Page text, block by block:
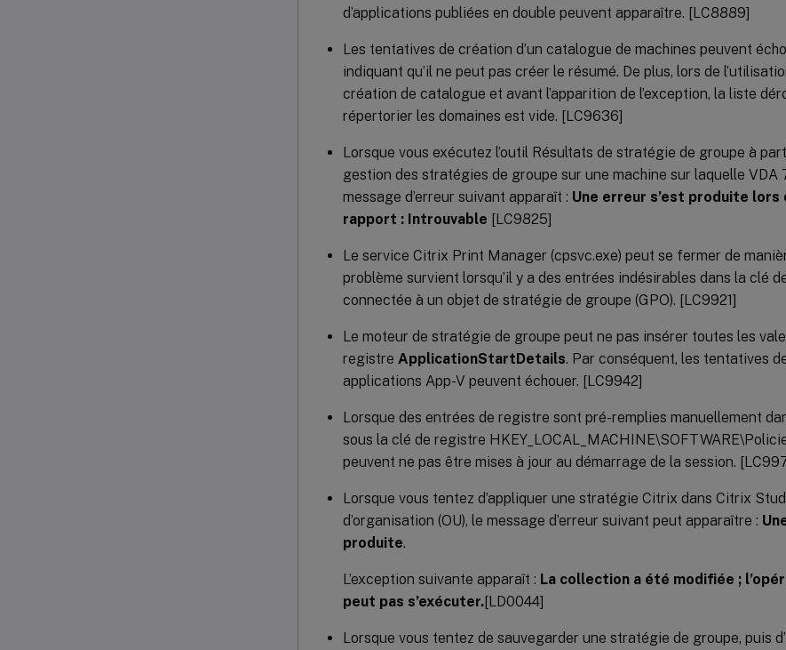
d’applications publiées en double peuvent apparaître. [LC8889]
Les tentatives de création d’un catalogue de machines peuvent
indiquant qu’il ne peut pas créer le résumé. De plus, lors de
création de catalogue et avant l’apparition de l’exception, la liste
répertorier les domaines est vide. [LC9636]
Lorsque vous exécutez l’outil Résultats de stratégie de groupe à
gestion des stratégies de groupe sur une machine sur laquelle VDA
message d’erreur suivant apparaît : Une erreur s’est produite lors
rapport : Introuvable [LC9825]
Le service Citrix Print Manager (cpsvc.exe) peut se fermer de
problème survient lorsqu’il y a des entrées indésirables dans la clé
connectée à un objet de stratégie de groupe (GPO). [LC9921]
Le moteur de stratégie de groupe peut ne pas insérer toutes les
registre ApplicationStartDetails. Par conséquent, les tentatives
applications App-V peuvent échouer. [LC9942]
Lorsque des entrées de registre sont pré-remplies manuellement
sous la clé de registre
peuvent ne pas être mises à jour au démarrage de la session.
Lorsque vous tentez d’appliquer une stratégie Citrix dans Citrix
d’organisation (OU), le message d’erreur suivant peut apparaître :
produite.
L’exception suivante apparaît : La collection a été modifiée ;
peut pas s’exécuter.[LD0044]
Lorsque vous tentez de sauvegarder une stratégie de groupe, puis